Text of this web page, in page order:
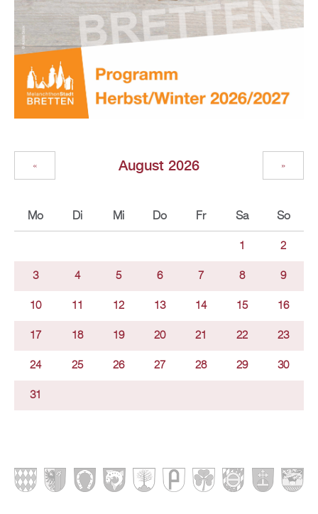
August 2026
« »
Mo Di Mi Do Fr Sa So
1 2
3 4 5 6 7 8 9
10 11 12 13 14 15 16
17 18 19 20 21 22 23
24 25 26 27 28 29 30
31